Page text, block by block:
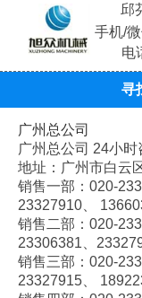
邱
手机/
电
寻
广州总公司
广州总公司 24小
地址：广州市白云
销售一部：020-
23327910、
销售二部：020-
23306381、
销售三部：020-
23327915、